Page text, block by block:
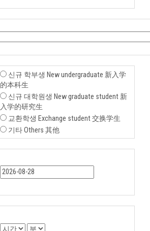
신규 학부생 New undergraduate 新入学
的本科生
신규 대학원생 New graduate student 新
入学的研究生
교환학생 Exchange student 交换学生
기타 Others 其他